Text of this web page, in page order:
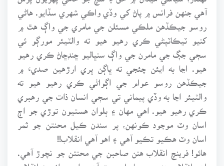
آهي جنهن فرانس ۾ پاڻ کي وڏي واڪي شهري سڏايو. هاڻي
روسو جيڪڏهن ملڪي مسئلن جي مامري جي واڳ هٿ ۾
کنيو ٽيڪاٽپڻي ڪري رهيو هيو ته والٽيئر مورڳو ئي
سڄي جڳ جي مامرن جي واڳ سنڀاليو ڇنڊڇاڻ ڪري رهيو
هيو. اڃا به ايئن چئجي ته ڀاڳن ڀري ارڙهين صديءَ ۾
جيڪڏهن روسو عوام جي اڳواڻي ڪري رهيو هيو ته
والٽيئر اڃا به وڏي پيماني تي سڄي انسان ذات جي رهبري
ڪري رهيو هيو. اهي مهان ۽ ٻلوان هستيون توڙي جو اڄ
اسان وٽ موجود ڪونهن، پر سندن ڪيل محنتن جو ثمر
اسان وٽ هڪيو تڪيو آهي ۽ اهو آهي انقلاب!!
هائو! فرينچ انقلاب هنن صاحبن جي محنتن جو نچوڙ آهي.
اهو انقلاب هنن جي ٻاريل جوت آهي. اسين انهيءَ انقلاب